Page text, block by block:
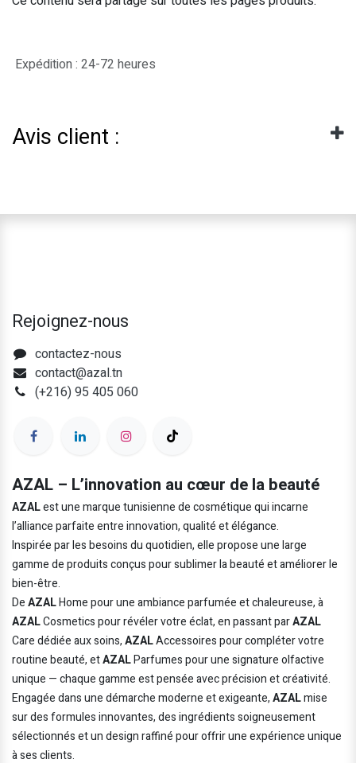
Expédition : 24-72 heures
Avis client :
Rejoignez-nous
contactez-nous
contact@azal.tn
(+216) 95 405 060
AZAL – L’innovation au cœur de la beauté
AZALest une marque tunisienne de cosmétique qui incarne
l’alliance parfaite entre innovation, qualité et élégance.
Inspirée par les besoins du quotidien, elle propose une large
gamme de produits conçus pour sublimer la beauté et améliorer le
bien-être.
DeAZALHome pour une ambiance parfumée et chaleureuse, à
AZALCosmetics pour révéler votre éclat, en passant parAZAL
Care dédiée aux soins,AZALAccessoires pour compléter votre
routine beauté, etAZALParfumes pour une signature olfactive
unique — chaque gamme est pensée avec précision et créativité.
Engagée dans une démarche moderne et exigeante,AZALmise
sur des formules innovantes, des ingrédients soigneusement
sélectionnés et un design raffiné pour offrir une expérience unique
à ses clients.